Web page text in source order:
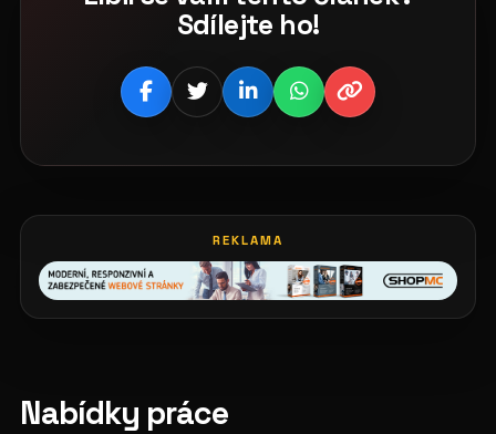
Sdílejte ho!
REKLAMA
Nabídky práce